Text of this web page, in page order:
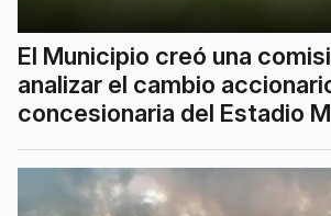
El Municipio creó una
analizar el cambio
concesionaria del Estadio